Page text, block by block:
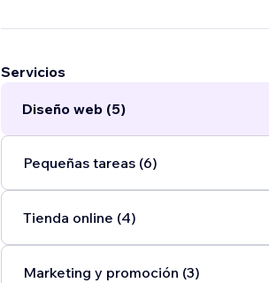
Servicios
Diseño web (5)
Pequeñas tareas (6)
Tienda online (4)
Marketing y promoción (3)